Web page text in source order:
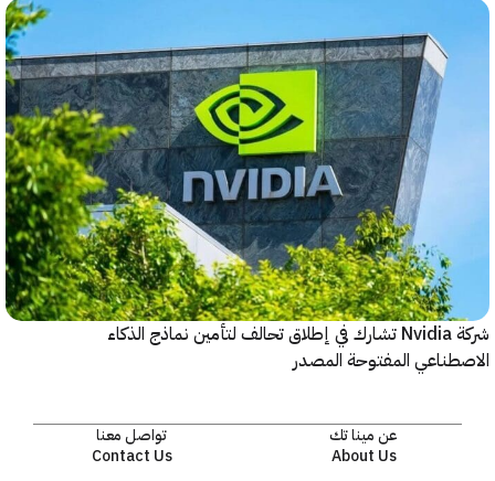
شركة Nvidia تشارك في إطلاق تحالف لتأمين نماذج الذكاء
المفتوحة المصدر
عن مينا تك
About Us
تواصل معنا
Contact Us